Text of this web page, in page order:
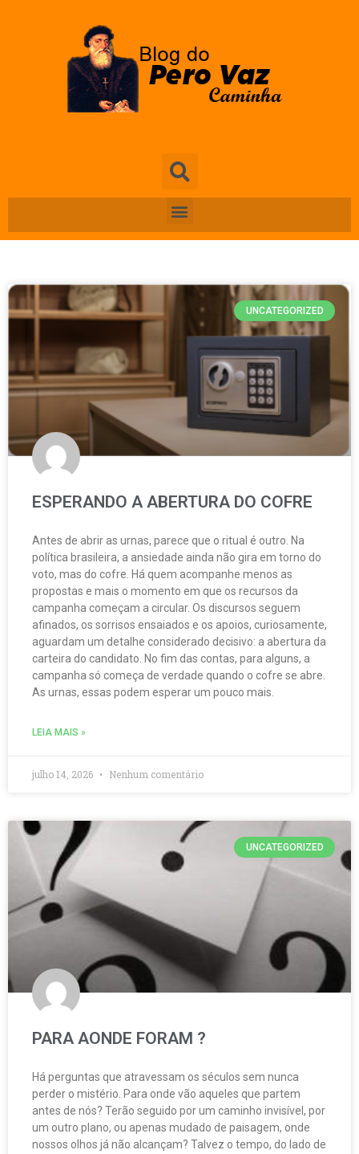
UNCATEGORIZED
ESPERANDO A ABERTURA DO COFRE
Antes de abrir as urnas, parece que o ritual é outro. Na
política brasileira, a ansiedade ainda não gira em torno do
voto, mas do cofre. Há quem acompanhe menos as
propostas e mais o momento em que os recursos da
campanha começam a circular. Os discursos seguem
afinados, os sorrisos ensaiados e os apoios, curiosamente,
aguardam um detalhe considerado decisivo: a abertura da
carteira do candidato. No fim das contas, para alguns, a
campanha só começa de verdade quando o cofre se abre.
As urnas, essas podem esperar um pouco mais.
LEIA MAIS »
julho 14, 2026 Nenhum comentário
UNCATEGORIZED
PARA AONDE FORAM ?
Há perguntas que atravessam os séculos sem nunca
perder o mistério. Para onde vão aqueles que partem
antes de nós? Terão seguido por um caminho invisível, por
um outro plano, ou apenas mudado de paisagem, onde
nossos olhos já não alcançam? Talvez o tempo, do lado de